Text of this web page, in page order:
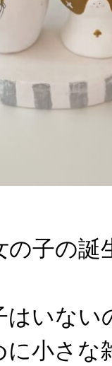
子の誕
はいない
小さな